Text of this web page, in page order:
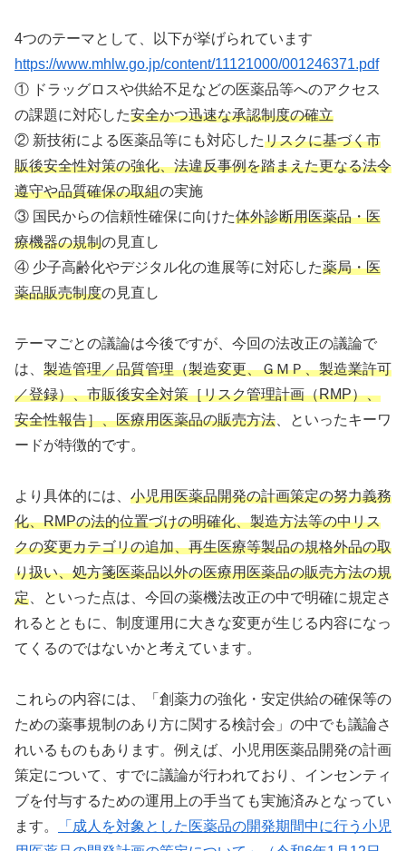
4つのテーマとして、以下が挙げられています
https://www.mhlw.go.jp/content/11121000/001246371.pdf
① ドラッグロスや供給不足などの医薬品等へのアクセス
の課題に対応した安全かつ迅速な承認制度の確立
② 新技術による医薬品等にも対応したリスクに基づく市
販後安全性対策の強化、法違反事例を踏まえた更なる法令
遵守や品質確保の取組の実施
③ 国民からの信頼性確保に向けた体外診断用医薬品・医
療機器の規制の見直し
④ 少子高齢化やデジタル化の進展等に対応した薬局・医
薬品販売制度の見直し
テーマごとの議論は今後ですが、今回の法改正の議論で
は、 製造管理／品質管理（製造変更、ＧＭＰ、製造業許可
／登録）、市販後安全対策［リスク管理計画（RMP）、
安全性報告］、医療用医薬品の販売方法 、といったキーワ
ードが特徴的です。
より具体的には、 小児用医薬品開発の計画策定の努力義務
化、RMPの法的位置づけの明確化、製造方法等の中リス
クの変更カテゴリの追加、再生医療等製品の規格外品の取
り扱い、処方箋医薬品以外の医療用医薬品の販売方法の規
定 、といった点は、今回の薬機法改正の中で明確に規定さ
れるとともに、制度運用に大きな変更が生じる内容になっ
てくるのではないかと考えています。
これらの内容には、「創薬力の強化・安定供給の確保等の
ための薬事規制のあり方に関する検討会」の中でも議論さ
れいるものもあります。例えば、小児用医薬品開発の計画
策定について、すでに議論が行われており、インセンティ
ブを付与するための運用上の手当ても実施済みとなってい
ます。
「成人を対象とした医薬品の開発期間中に行う小児